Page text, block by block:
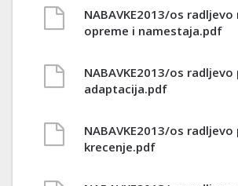
NABAVKE2013/os radljevo
opreme i namestaja.pdf
NABAVKE2013/os radljevo
adaptacija.pdf
NABAVKE2013/os radljevo
krecenje.pdf